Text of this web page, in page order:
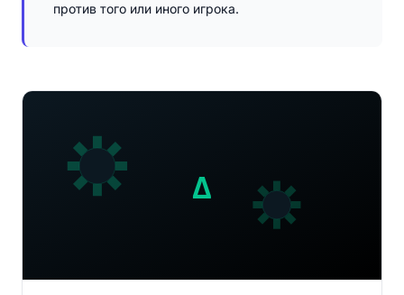
против того или иного игрока.